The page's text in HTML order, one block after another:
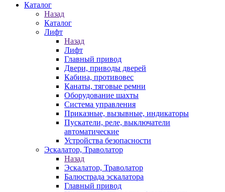
Каталог
Назад
Каталог
Лифт
Назад
Лифт
Главный привод
Двери, приводы дверей
Кабина, противовес
Канаты, тяговые ремни
Оборудование шахты
Система управления
Приказные, вызывные, индикаторы
Пускатели, реле, выключатели
автоматические
Устройства безопасности
Эскалатор, Траволатор
Назад
Эскалатор, Траволатор
Балюстрада эскалатора
Главный привод